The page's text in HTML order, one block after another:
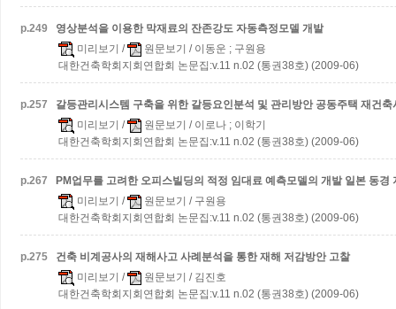
p.249
영상분석을 이용한 막재료의 잔존강도 자동측정모델 개발
미리보기 / 원문보기 / 이동운 ; 구원용
대한건축학회지회연합회 논문집:v.11 n.02 (통권38호) (2009-06)
p.257 갈등관리시스템 구축을 위한 갈등요인분석 및 관리방안 공동주택 재건
미리보기 / 원문보기 / 이로나 ; 이학기
대한건축학회지회연합회 논문집:v.11 n.02 (통권38호) (2009-06)
p.267 PM업무를 고려한 오피스빌딩의 적정 임대료 예측모델의 개발 일본 동경
미리보기 / 원문보기 / 구원용
대한건축학회지회연합회 논문집:v.11 n.02 (통권38호) (2009-06)
p.275
건축 비계공사의 재해사고 사례분석을 통한 재해 저감방안 고찰
미리보기 / 원문보기 / 김진호
대한건축학회지회연합회 논문집:v.11 n.02 (통권38호) (2009-06)